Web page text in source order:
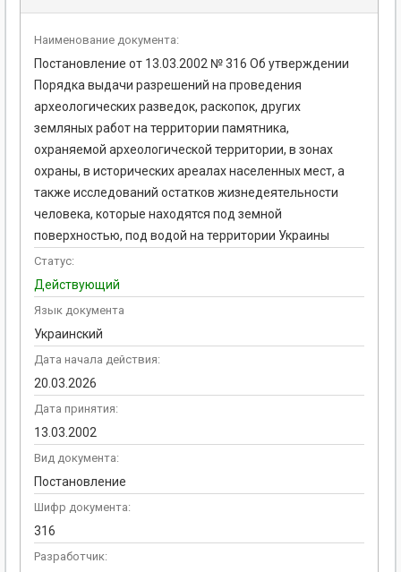
Наименование документа:
Постановление от 13.03.2002 № 316 Об утверждении
Порядка выдачи разрешений на проведения
археологических разведок, раскопок, других
земляных работ на территории памятника,
охраняемой археологической территории, в зонах
охраны, в исторических ареалах населенных мест, а
также исследований остатков жизнедеятельности
человека, которые находятся под земной
поверхностью, под водой на территории Украины
Статус:
Действующий
Язык документа
Украинский
Дата начала действия:
20.03.2026
Дата принятия:
13.03.2002
Вид документа:
Постановление
Шифр документа:
316
Разработчик: